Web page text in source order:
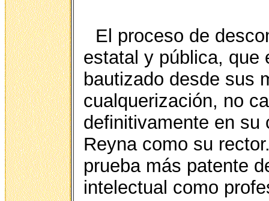
El proceso de
estatal y pública, que
bautizado desde sus
cualquerización, no
definitivamente en su
Reyna como su
prueba más patente
intelectual como